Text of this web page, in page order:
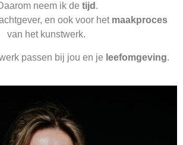
neem ik de tijd .
en ook voor het maakproces
van het kunstwerk.
passen bij jou en je leefomgeving.